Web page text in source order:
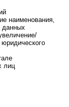
наименования,
данных
лиц